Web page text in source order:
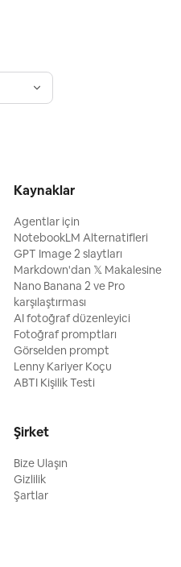
Kaynaklar
Agentlar için
NotebookLM Alternatifleri
GPT Image 2 slaytları
Markdown'dan 𝕏 Makalesine
Nano Banana 2 ve Pro
karşılaştırması
AI fotoğraf düzenleyici
Fotoğraf promptları
Görselden prompt
Lenny Kariyer Koçu
ABTI Kişilik Testi
Şirket
Bize Ulaşın
Gizlilik
Şartlar